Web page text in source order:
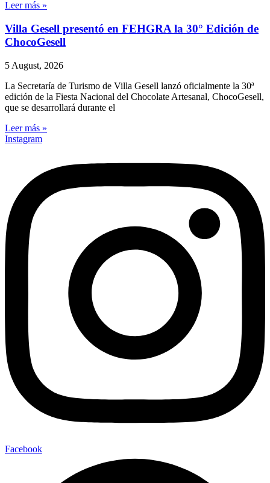
Leer más »
Villa Gesell presentó en FEHGRA la 30° Edición de
ChocoGesell
5 August, 2026
La Secretaría de Turismo de Villa Gesell lanzó oficialmente la 30ª
edición de la Fiesta Nacional del Chocolate Artesanal, ChocoGesell,
que se desarrollará durante el
Leer más »
Instagram
Facebook